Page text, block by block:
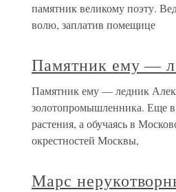
памятник великому поэту.
волю, заплатив помещице
Памятник ему —
Памятник ему — ледник
золотопромышленника. Еще в
растения, а обучаясь в
окрестностей Москвы,
Марс